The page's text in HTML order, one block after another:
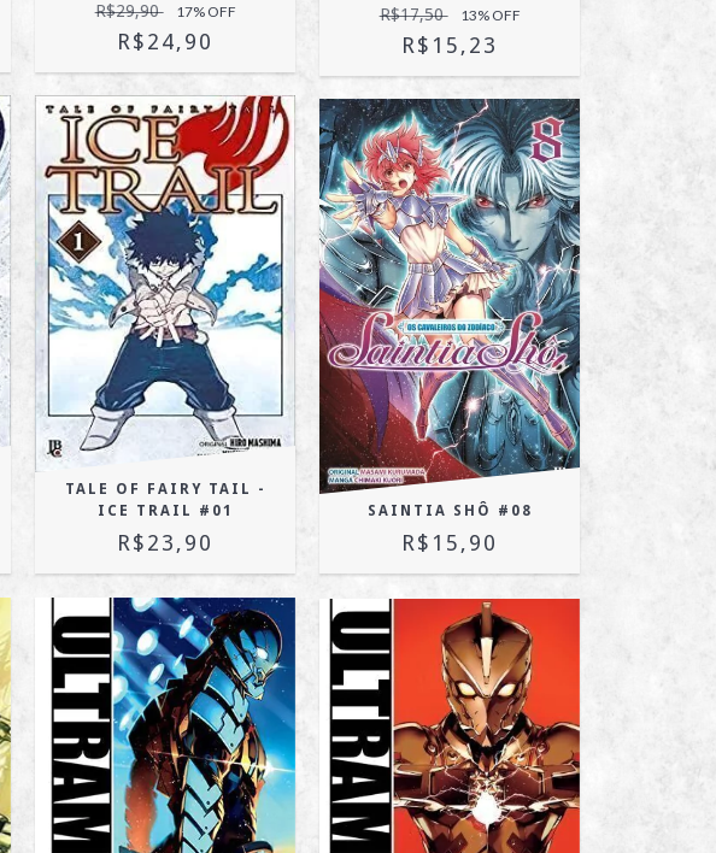
R$29,90 17% OFF
R$24,90
R$17,50 13% OFF
R$15,23
TALE OF FAIRY TAIL -
ICE TRAIL #01
R$23,90
SAINTIA SHÔ #08
R$15,90